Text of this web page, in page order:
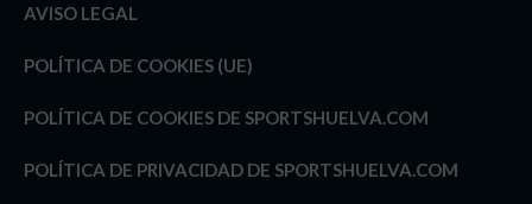
AVISO LEGAL
POLÍTICA DE COOKIES (UE)
POLÍTICA DE COOKIES DE SPORTSHUELVA.COM
POLÍTICA DE PRIVACIDAD DE SPORTSHUELVA.COM